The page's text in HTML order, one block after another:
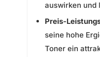
auswirken und
Preis-
seine hohe
Toner ein